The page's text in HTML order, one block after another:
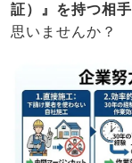
証）』を持つ相手
思いませんか？